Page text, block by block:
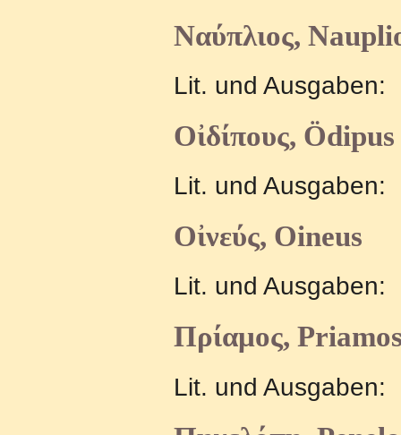
Ναύπλιος,
Lit. und Ausgaben:
Οἰδίπους, Ödipus
Lit. und Ausgaben:
Οἰνεύς, Oineus
Lit. und Ausgaben:
Πρίαμος,
Lit. und Ausgaben: